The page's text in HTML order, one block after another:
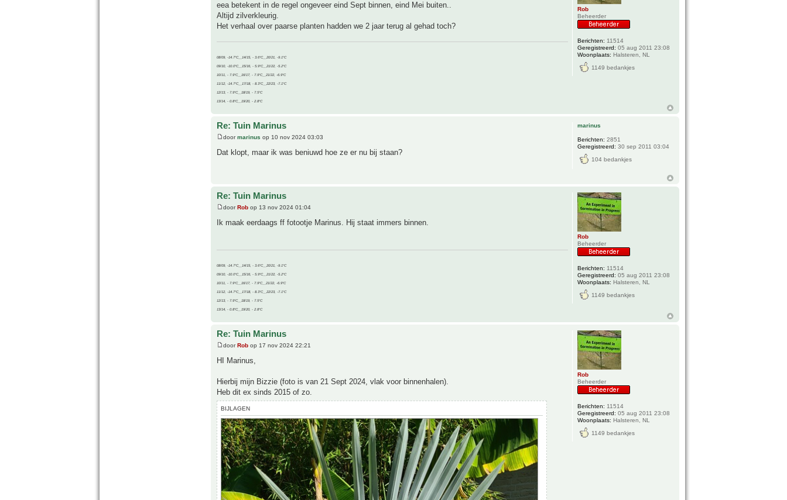
eea betekent in de regel ongeveer eind Sept binnen, eind Mei buiten..
Altijd zilverkleurig.
Het verhaal over paarse planten hadden we 2 jaar terug al gehad toch?
08/09, -14.7°C__14/15, - 3.6°C__20/21, -9.1°C
09/10, -10.0°C__15/16, - 5.9°C__21/22, -5.2°C
10/11, - 7.9°C__16/17, - 7.9°C__21/22, -6.9°C
11/12, -14.7°C__17/18, - 8.3°C__22/23, -7.1°C
12/13, - 7.9°C__18/19, - 7.5°C
13/14, - 0.8°C__19/20, - 2.8°C
Rob
Beheerder
Berichten: 11514
Geregistreerd: 05 aug 2011 23:08
Woonplaats: Halsteren, NL
1149 bedankjes
Re: Tuin Marinus
doormarinus op 10 nov 2024 03:03
Dat klopt, maar ik was beniuwd hoe ze er nu bij staan?
marinus
Berichten: 2851
Geregistreerd: 30 sep 2011 03:04
104 bedankjes
Re: Tuin Marinus
doorRob op 13 nov 2024 01:04
Ik maak eerdaags ff fotootje Marinus. Hij staat immers binnen.
08/09, -14.7°C__14/15, - 3.6°C__20/21, -9.1°C
09/10, -10.0°C__15/16, - 5.9°C__21/22, -5.2°C
10/11, - 7.9°C__16/17, - 7.9°C__21/22, -6.9°C
11/12, -14.7°C__17/18, - 8.3°C__22/23, -7.1°C
12/13, - 7.9°C__18/19, - 7.5°C
13/14, - 0.8°C__19/20, - 2.8°C
Rob
Beheerder
Berichten: 11514
Geregistreerd: 05 aug 2011 23:08
Woonplaats: Halsteren, NL
1149 bedankjes
Re: Tuin Marinus
doorRob op 17 nov 2024 22:21
HI Marinus,
Hierbij mijn Bizzie (foto is van 21 Sept 2024, vlak voor binnenhalen).
Heb dit ex sinds 2015 of zo.
BIJLAGEN
Rob
Beheerder
Berichten: 11514
Geregistreerd: 05 aug 2011 23:08
Woonplaats: Halsteren, NL
1149 bedankjes